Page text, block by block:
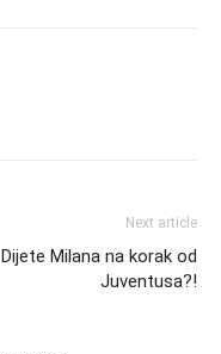
Next article
Dijete Milana na korak od
Juventusa?!